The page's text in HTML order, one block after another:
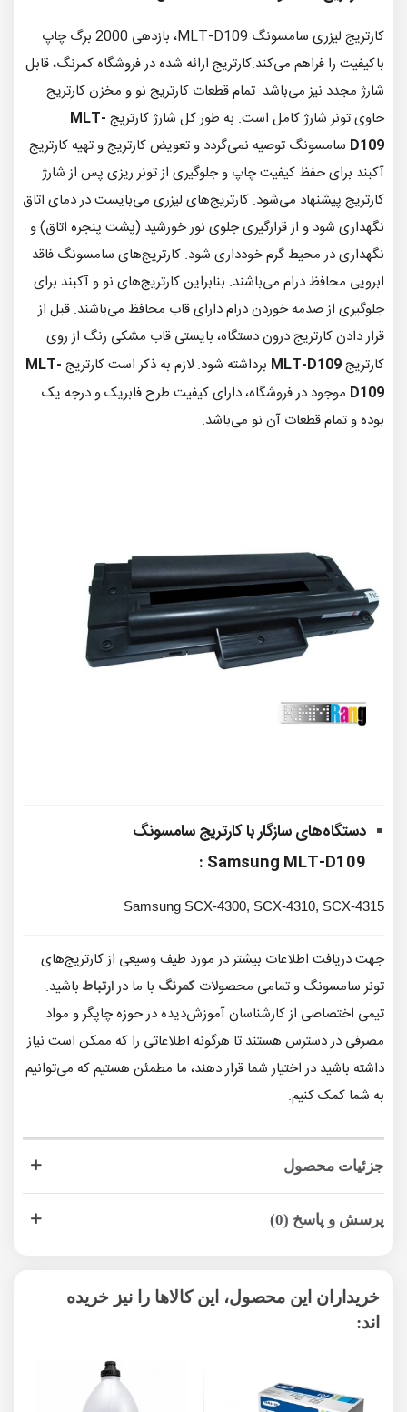
کارتریج لیزری سامسونگ MLT-D109، بازدهی 2000 برگ چاپ
باکیفیت را فراهم می‌کند.کارتریج ارائه شده در فروشگاه کمرنگ، قابل
شارژ مجدد نیز می‌باشد. تمام قطعات کارتریج نو و مخزن کارتریج
حاوی تونر شارژ کامل است. به طور کل شارژ کارتریج MLT-
D109 سامسونگ توصیه نمی‌گردد و تعویض کارتریج و تهیه کارتریج
آکبند برای حفظ کیفیت چاپ و جلوگیری از تونر ریزی پس از شارژ
کارتریج پیشنهاد می‌شود. کارتریج‌های لیزری می‌بایست در دمای اتاق
نگهداری شود و از قرارگیری جلوی نور خورشید (پشت پنجره اتاق) و
نگهداری در محیط گرم خودداری شود. کارتریج‌های سامسونگ فاقد
ابرویی محافظ درام می‌باشند. بنابراین کارتریج‌های نو و آکبند برای
جلوگیری از صدمه خوردن درام دارای قاب محافظ می‌باشند. قبل از
قرار دادن کارتریج درون دستگاه، بایستی قاب مشکی رنگ از روی
کارتریجMLT-D109 برداشته شود. لازم به ذکر است کارتریج MLT-
D109 موجود در فروشگاه، دارای کیفیت طرح فابریک و درجه یک
بوده و تمام قطعات آن نو می‌باشد.
دستگاه‌های سازگار باکارتریج سامسونگ
Samsung MLT-D109 :
Samsung SCX-4300, SCX-4310, SCX-4315
جهت دریافت اطلاعات بیشتر در مورد طیف وسیعی از کارتریج‌های
تونر سامسونگ و تمامی محصولات کمرنگ با ما درارتباط باشید.
تیمی اختصاصی از کارشناسان آموزش‌دیده در حوزه چاپگر و مواد
مصرفی در دسترس هستند تا هرگونه اطلاعاتی را که ممکن است نیاز
داشته باشید در اختیار شما قرار دهند، ما مطمئن هستیم که می‌توانیم
به شما کمک کنیم.
جزئیات محصول
پرسش و پاسخ (0)
خریداران این محصول، این کالاها را نیز خریده
اند: